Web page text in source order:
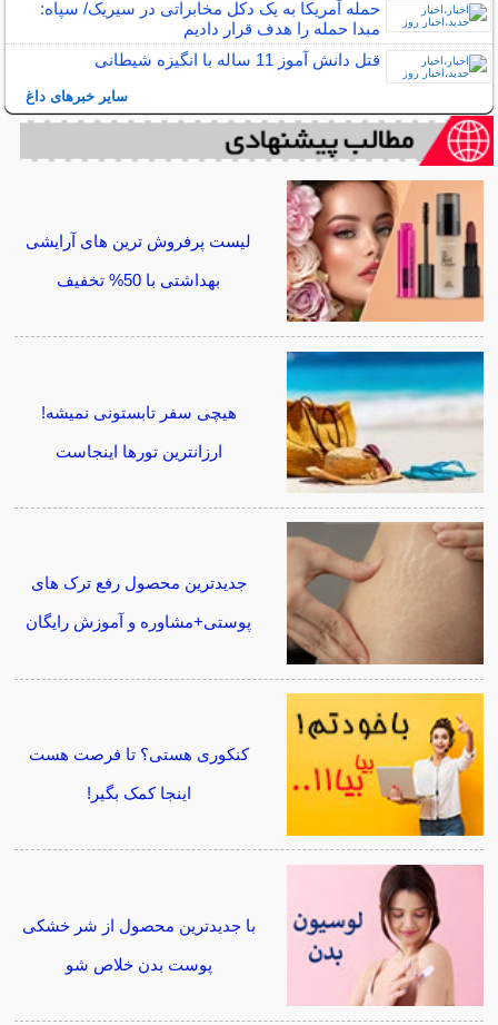
حمله آمریکا به یک دکل مخابراتی در سیریک/ سپاه:
مبدا حمله را هدف قرار دادیم
قتل دانش آموز 11 ساله با انگیزه شیطانی
سایر خبرهای داغ
لیست پرفروش ترین های آرایشی
بهداشتی با 50% تخفیف
هیچی سفر تابستونی نمیشه!
ارزانترین تورها اینجاست
جدیدترین محصول رفع ترک های
پوستی+مشاوره و آموزش رایگان
کنکوری هستی؟ تا فرصت هست
اینجا کمک بگیر!
با جدیدترین محصول از شر خشکی
پوست بدن خلاص شو